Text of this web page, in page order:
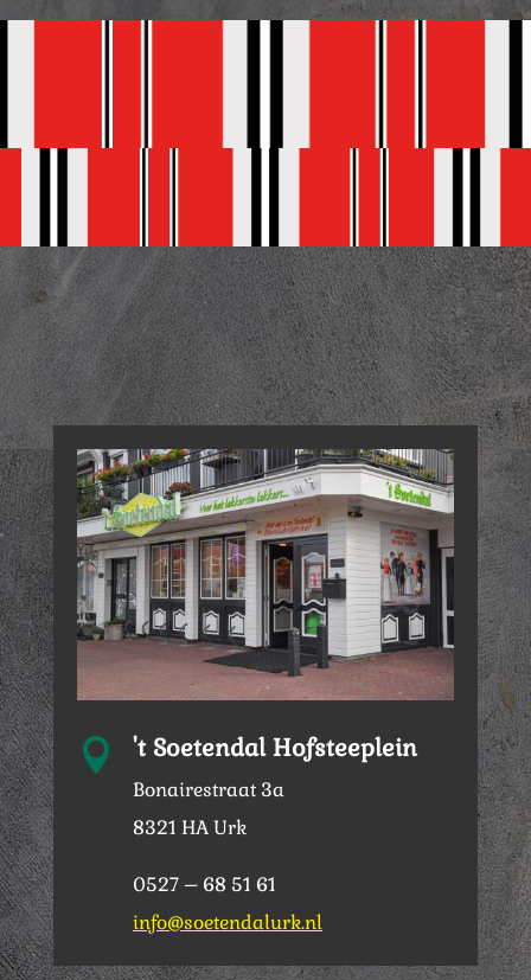
 't Soetendal Hofsteeplein
Bonairestraat 3a
8321 HA Urk
0527 – 68 51 61
info@soetendalurk.nl